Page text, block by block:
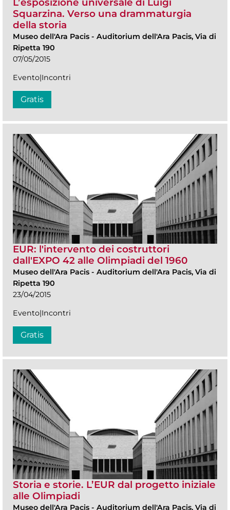
L’esposizione universale di Luigi
Squarzina. Verso una drammaturgia
della storia
Museo dell'Ara Pacis - Auditorium dell'Ara Pacis, Via di
Ripetta 190
07/05/2015
Evento|Incontri
Gratis
EUR: l'intervento dei costruttori
dall'EXPO 42 alle Olimpiadi del 1960
Museo dell'Ara Pacis - Auditorium dell'Ara Pacis, Via di
Ripetta 190
23/04/2015
Evento|Incontri
Gratis
Storia e storie. L’EUR dal progetto iniziale
alle Olimpiadi
Museo dell'Ara Pacis - Auditorium dell'Ara Pacis, Via di